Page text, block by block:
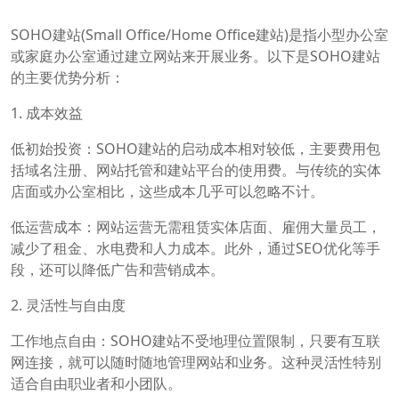
SOHO建站(Small Office/Home Office建站)是指小型办公室
或家庭办公室通过建立网站来开展业务。以下是SOHO建站
的主要优势分析：
1. 成本效益
低初始投资：SOHO建站的启动成本相对较低，主要费用包
括域名注册、网站托管和建站平台的使用费。与传统的实体
店面或办公室相比，这些成本几乎可以忽略不计。
低运营成本：网站运营无需租赁实体店面、雇佣大量员工，
减少了租金、水电费和人力成本。此外，通过SEO优化等手
段，还可以降低广告和营销成本。
2. 灵活性与自由度
工作地点自由：SOHO建站不受地理位置限制，只要有互联
网连接，就可以随时随地管理网站和业务。这种灵活性特别
适合自由职业者和小团队。